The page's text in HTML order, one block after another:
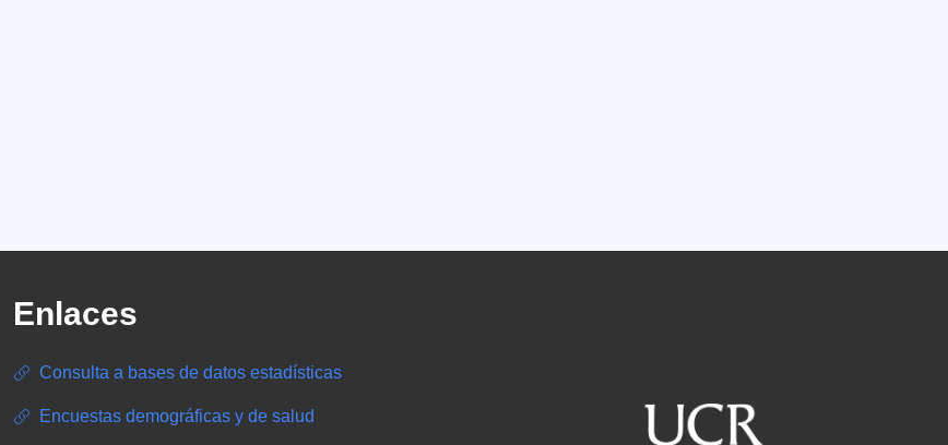
Enlaces
Consulta a bases de datos estadísticas
Encuestas demográficas y de salud